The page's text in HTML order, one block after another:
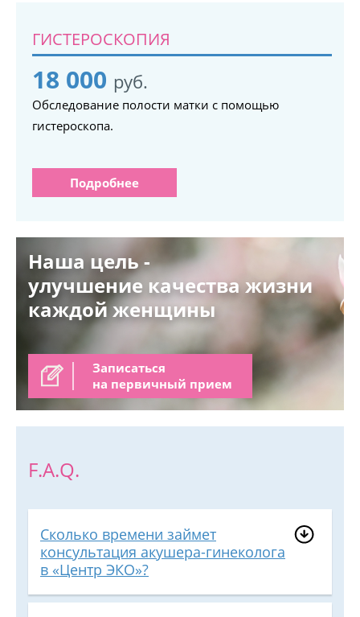
ГИСТЕРОСКОПИЯ
18 000 руб.
Обследование полости матки с помощью
гистероскопа.
Подробнее
Наша цель -
улучшение качества жизни
каждой женщины
Записаться
на первичный прием
F.A.Q.
Сколько времени займет
консультация акушера-гинеколога
в «Центр ЭКО»?